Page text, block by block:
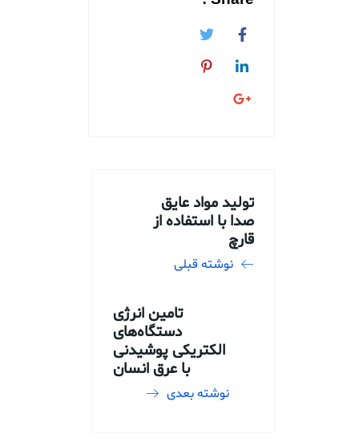
تولید مواد عایق
صدا با استفاده از
قارچ
نوشته قبلی
تامین انرژی
دستگاه‌های
الکتریکی پوشیدنی
با عرق انسان
نوشته بعدی